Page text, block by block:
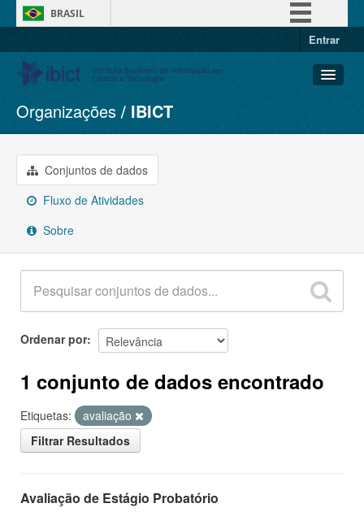
BRASIL
Entrar
Conjuntos de dados
Organizações
Grupos
Sobre
Organizações IBICT
Conjuntos de dados
Fluxo de Atividades
Sobre
Ordenar por
1 conjunto de dados encontrado
Etiquetas:
avaliação
Filtrar Resultados
Avaliação de Estágio Probatório